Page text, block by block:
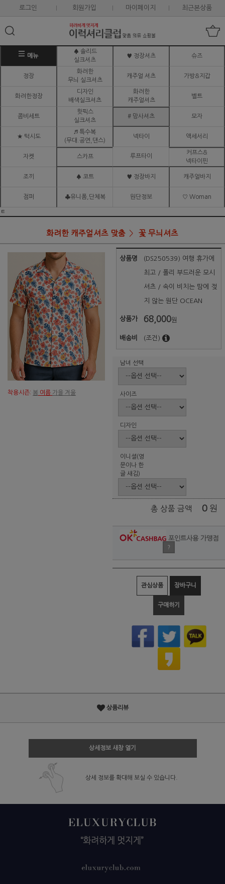
로그인 회원가입 마이페이지 최근본상품
메뉴
♠ 솔리드
실크셔츠
♥ 정장셔츠 슈즈
정장
화려한
무늬 실크셔츠
캐주얼 셔츠 가방&지갑
화려한정장
디자인
배색실크셔츠
화려한
캐주얼셔츠
벨트
콤비세트
핫픽스
실크셔츠
# 망사셔츠 모자
★ 턱시도
♬ 특수복
(무대.공연,댄스)
넥타이 액세서리
자켓 스카프 루프타이
커프스&
넥타이핀
조끼 ♠ 코트 ♥ 정장바지 캐주얼바지
점퍼 ♣유니폼,단체복 원단정보 ♡ Woman
ㅌ
화려한 캐주얼셔츠 맞춤 꽃 무늬셔츠
착용시즌: 봄 여름 가을 겨울
상품명 (DS250539) 여행 휴가에
최고 / 폴리 부드러운 모시
셔츠 / 속이 비치는 땀에 젖
지 않는 원단 OCEAN
상품가 68,000원
배송비 (조건)
남녀 선택
사이즈
디자인
이니셜(영
문이나 한
글 새김)
총 상품 금액 0 원
포인트사용 가맹점
?
관심상품 장바구니
구매하기
상품리뷰
상세정보 새창 열기
상세 정보를 확대해 보실 수 있습니다.